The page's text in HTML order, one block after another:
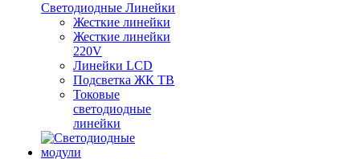
Светодиодные Линейки
Жесткие линейки
Жесткие линейки
220V
Линейки LCD
Подсветка ЖК ТВ
Токовые
светодиодные
линейки